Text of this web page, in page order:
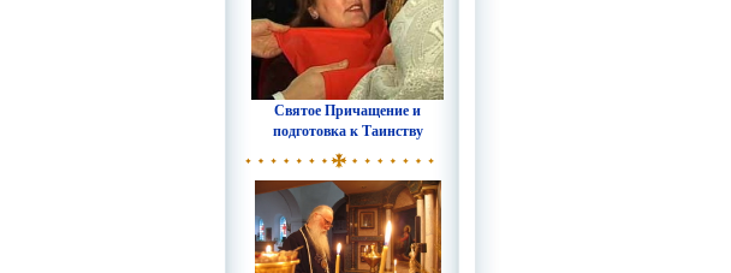
Святое Причащение и
подготовка к Таинству